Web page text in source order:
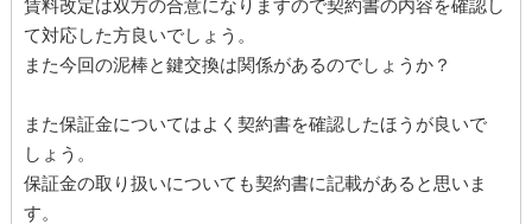
賃料改定は双方の合意になりますので契約書の内容を確認し
て対応した方良いでしょう。
また今回の泥棒と鍵交換は関係があるのでしょうか？
また保証金についてはよく契約書を確認したほうが良いで
しょう。
保証金の取り扱いについても契約書に記載があると思いま
す。